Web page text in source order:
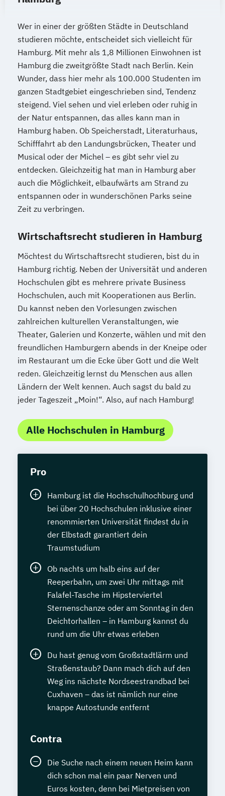
Wer in einer der größten Städte in Deutschland
studieren möchte, entscheidet sich vielleicht für
Hamburg. Mit mehr als 1,8 Millionen Einwohnen ist
Hamburg die zweitgrößte Stadt nach Berlin. Kein
Wunder, dass hier mehr als 100.000 Studenten im
ganzen Stadtgebiet eingeschrieben sind, Tendenz
steigend. Viel sehen und viel erleben oder ruhig in
der Natur entspannen, das alles kann man in
Hamburg haben. Ob Speicherstadt, Literaturhaus,
Schifffahrt ab den Landungsbrücken, Theater und
Musical oder der Michel – es gibt sehr viel zu
entdecken. Gleichzeitig hat man in Hamburg aber
auch die Möglichkeit, elbaufwärts am Strand zu
entspannen oder in wunderschönen Parks seine
Zeit zu verbringen.
Wirtschaftsrecht studieren in Hamburg
Möchtest du Wirtschaftsrecht studieren, bist du in
Hamburg richtig. Neben der Universität und anderen
Hochschulen gibt es mehrere private Business
Hochschulen, auch mit Kooperationen aus Berlin.
Du kannst neben den Vorlesungen zwischen
zahlreichen kulturellen Veranstaltungen, wie
Theater, Galerien und Konzerte, wählen und mit den
freundlichen Hamburgern abends in der Kneipe oder
im Restaurant um die Ecke über Gott und die Welt
reden. Gleichzeitig lernst du Menschen aus allen
Ländern der Welt kennen. Auch sagst du bald zu
jeder Tageszeit „Moin!“. Also, auf nach Hamburg!
Alle Hochschulen in Hamburg
Pro
Hamburg ist die Hochschulhochburg und
bei über 20 Hochschulen inklusive einer
renommierten Universität findest du in
der Elbstadt garantiert dein
Traumstudium
Ob nachts um halb eins auf der
Reeperbahn, um zwei Uhr mittags mit
Falafel-Tasche im Hipsterviertel
Sternenschanze oder am Sonntag in den
Deichtorhallen – in Hamburg kannst du
rund um die Uhr etwas erleben
Du hast genug vom Großstadtlärm und
Straßenstaub? Dann mach dich auf den
Weg ins nächste Nordseestrandbad bei
Cuxhaven – das ist nämlich nur eine
knappe Autostunde entfernt
Contra
Die Suche nach einem neuen Heim kann
dich schon mal ein paar Nerven und
Euros kosten, denn bei Mietpreisen von